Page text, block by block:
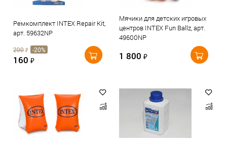
Ремкомплект INTEX Repair Kit,
арт. 59632NP
200 ₽ -20%
160 ₽
Мячики для детских игровых
центров INTEX Fun Ballz, арт.
49600NP
1 800 ₽